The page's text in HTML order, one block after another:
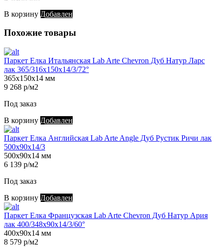
В корзину Добавлен
Похожие товары
Паркет Елка Итальянская Lab Arte Chevron Дуб Натур Ларс
лак 365/316х150х14/3/72°
365х150х14 мм
9 268 р/м2
Под заказ
В корзину Добавлен
Паркет Елка Английская Lab Arte Angle Дуб Рустик Ричи лак
500х90х14/3
500х90х14 мм
6 139 р/м2
Под заказ
В корзину Добавлен
Паркет Елка Французская Lab Arte Chevron Дуб Натур Ария
лак 400/348х90х14/3/60°
400х90х14 мм
8 579 р/м2